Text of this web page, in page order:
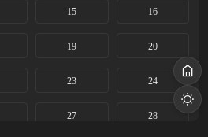
15 16
19 20
23 24
27 28